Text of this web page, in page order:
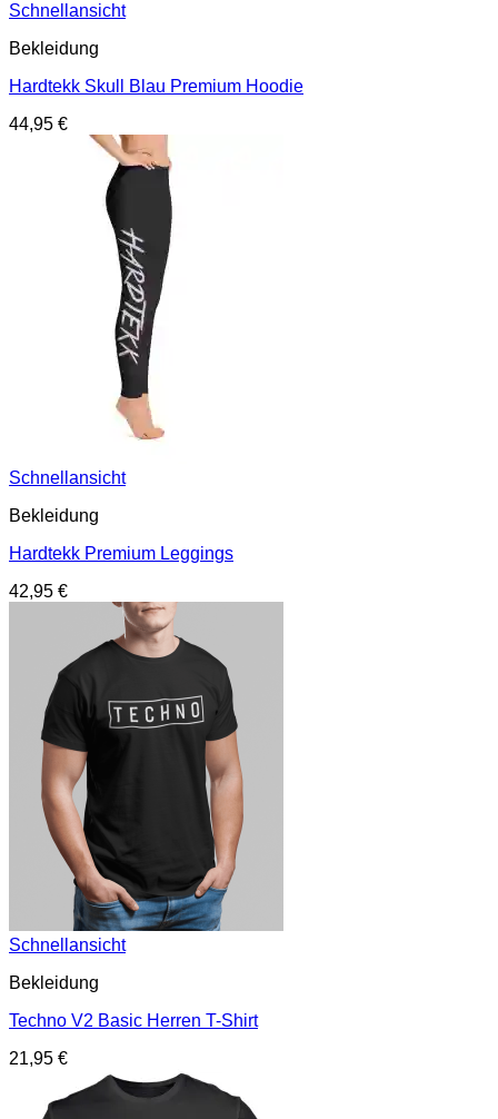
Schnellansicht
Bekleidung
Hardtekk Skull Blau Premium Hoodie
44,95 €
Schnellansicht
Bekleidung
Hardtekk Premium Leggings
42,95 €
Schnellansicht
Bekleidung
Techno V2 Basic Herren T-Shirt
21,95 €